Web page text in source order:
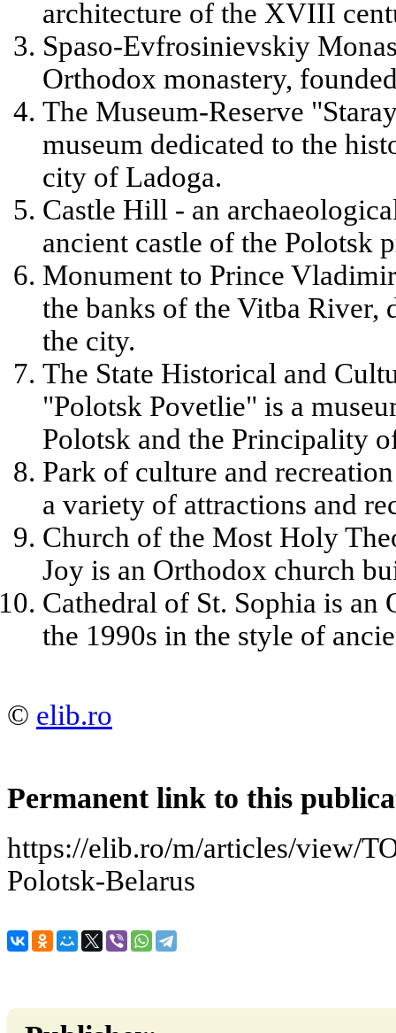
architecture of the XVIII
Spaso-Evfrosinievskiy
Orthodox monastery,
The Museum-Reserve
museum dedicated to the
city of Ladoga.
Castle Hill - an
ancient castle of the Polotsk
Monument to Prince
the banks of the Vitba River,
the city.
The State Historical and
"Polotsk Povetlie" is a
Polotsk and the Principality
Park of culture and
a variety of attractions and
Church of the Most Holy
Joy is an Orthodox church
Cathedral of St. Sophia is
the 1990s in the style of
© elib.ro
Permanent link to this
https://elib.ro/m/articles/view/
Polotsk-Belarus